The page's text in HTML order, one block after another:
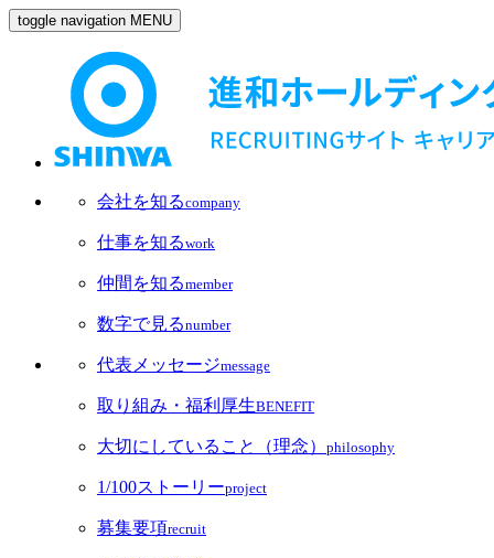
toggle navigation MENU
会社を知るcompany
仕事を知るwork
仲間を知るmember
数字で見るnumber
代表メッセージmessage
取り組み・福利厚生BENEFIT
大切にしていること（理念） philosophy
1/100ストーリーproject
募集要項recruit